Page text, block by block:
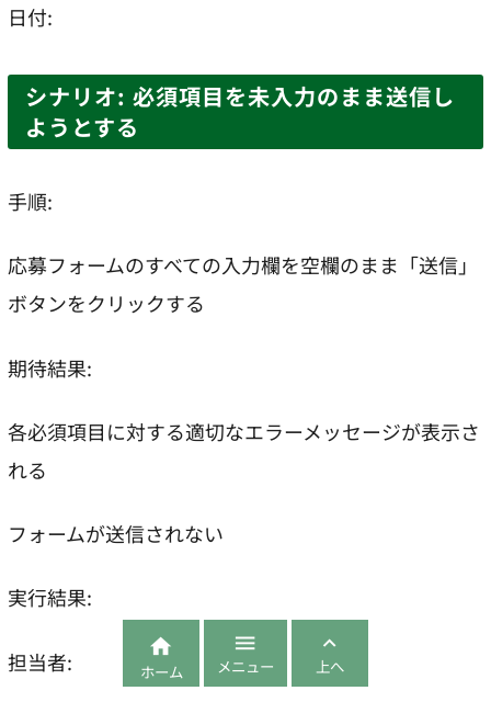
日付:
シナリオ: 必須項目を未入力のまま送信し
ようとする
手順:
応募フォームのすべての入力欄を空欄のまま「送信」
ボタンをクリックする
期待結果:
各必須項目に対する適切なエラーメッセージが表示さ
れる
フォームが送信されない
実行結果:
担当者:

ホーム

メニュー

上へ